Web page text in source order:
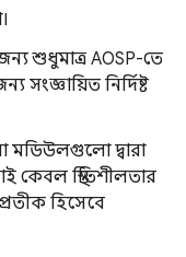
শুধুমাত্র AOSP-তে
সংজ্ঞায়িত নির্দিষ্ট
মডিউলগুলো দ্বারা
স্থিতিশীলতার
হিসেবে